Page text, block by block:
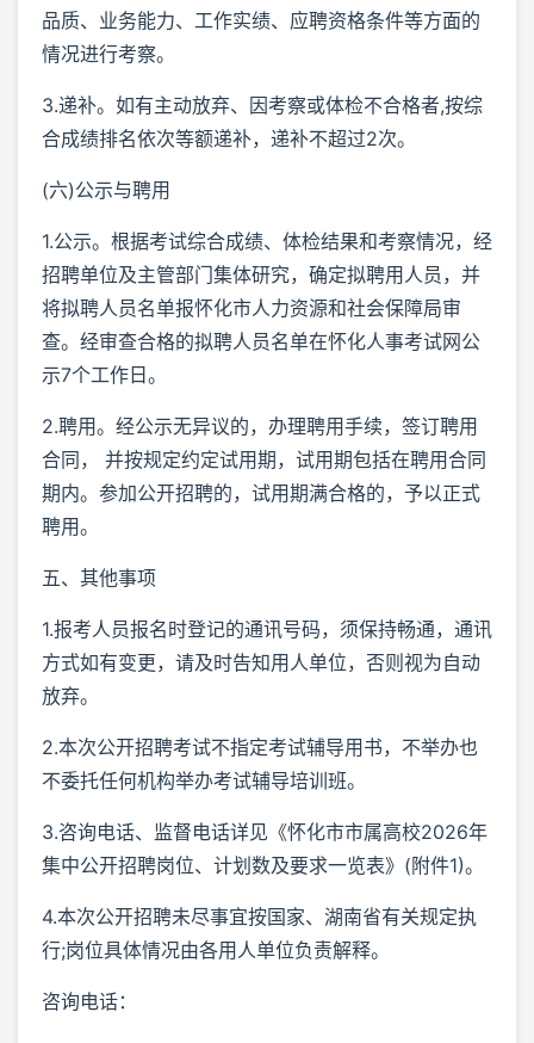
品质、业务能力、工作实绩、应聘资格条件等方面的
情况进行考察。
3.递补。如有主动放弃、因考察或体检不合格者,按综
合成绩排名依次等额递补，递补不超过2次。
(六)公示与聘用
1.公示。根据考试综合成绩、体检结果和考察情况，经
招聘单位及主管部门集体研究，确定拟聘用人员，并
将拟聘人员名单报怀化市人力资源和社会保障局审
查。经审查合格的拟聘人员名单在怀化人事考试网公
示7个工作日。
2.聘用。经公示无异议的，办理聘用手续，签订聘用
合同， 并按规定约定试用期，试用期包括在聘用合同
期内。参加公开招聘的，试用期满合格的，予以正式
聘用。
五、其他事项
1.报考人员报名时登记的通讯号码，须保持畅通，通讯
方式如有变更，请及时告知用人单位，否则视为自动
放弃。
2.本次公开招聘考试不指定考试辅导用书，不举办也
不委托任何机构举办考试辅导培训班。
3.咨询电话、监督电话详见《怀化市市属高校2026年
集中公开招聘岗位、计划数及要求一览表》(附件1)。
4.本次公开招聘未尽事宜按国家、湖南省有关规定执
行;岗位具体情况由各用人单位负责解释。
咨询电话：